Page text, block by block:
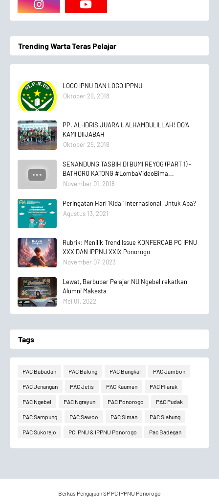
Trending Warta Teras Pelajar
LOGO IPNU DAN LOGO IPPNU
Oktober 29, 2018
PP. AL-IDRIS JUARA I, ALHAMDULILLAH! DO'A
KAMI DIIJABAH
Oktober 25, 2018
SENANDUNG TASBIH DI BUMI REYOG (PART 1) -
BATHORO KATONG #LombaVideoBima...
November 01, 2018
Peringatan Hari 'Kidal' Internasional, Untuk Apa?
Agustus 13, 2021
Rubrik: Menilik Trend Issue KONFERCAB PC IPNU
XXX DAN IPPNU XXIX Ponorogo
November 07, 2023
Lewat, Barbubar Pelajar NU Ngebel rekatkan
Alumni Makesta
Mei 01, 2022
Tags
PAC Babadan PAC Balong PAC Bungkal PAC Jambon
PAC Jenangan PAC Jetis PAC Kauman PAC Mlarak
PAC Ngebel PAC Ngrayun PAC Ponorogo PAC Pudak
PAC Sampung PAC Sawoo PAC Siman PAC Slahung
PAC Sukorejo PC IPNU & IPPNU Ponorogo Pac Badegan
Berkas Pengajuan SP PC IPPNU Ponorogo